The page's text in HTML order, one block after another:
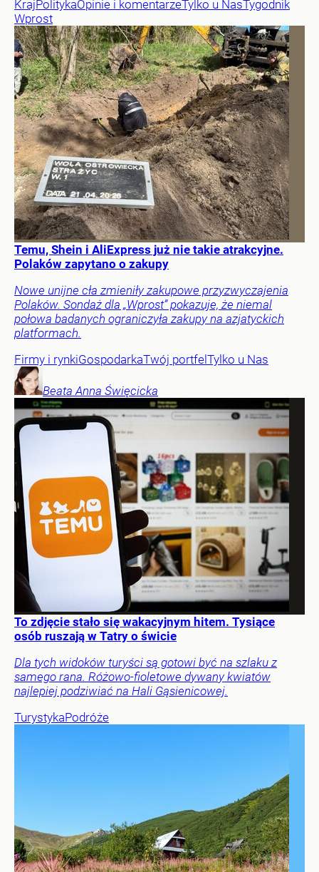
KrajPolitykaOpinie i komentarzeTylko u NasTygodnik
Wprost
Temu, Shein i AliExpress już nie takie atrakcyjne.
Polaków zapytano o zakupy
Nowe unijne cła zmieniły zakupowe przyzwyczajenia
Polaków. Sondaż dla „Wprost” pokazuje, że niemal
połowa badanych ograniczyła zakupy na azjatyckich
platformach.
Firmy i rynkiGospodarkaTwój portfelTylko u Nas
Beata Anna Święcicka
To zdjęcie stało się wakacyjnym hitem. Tysiące
osób ruszają w Tatry o świcie
Dla tych widoków turyści są gotowi być na szlaku z
samego rana. Różowo-fioletowe dywany kwiatów
najlepiej podziwiać na Hali Gąsienicowej.
TurystykaPodróże